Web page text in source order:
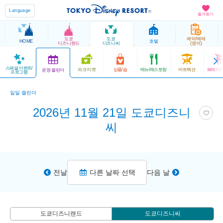
즐겨찾기
Language
HOME
도쿄
디즈니랜드
도쿄
디즈니씨
호텔
예약/예매
(영어)
스페셜 이벤트/
프로그램 운영 캘린더 파크 티켓 상품/숍 메뉴/레스토랑 어트랙션 퍼레이
일일 캘린더
2026년 11월 21일 도쿄디즈니
씨
전날 다른 날짜 선택 다음 날
도쿄디즈니랜드 도쿄디즈니씨